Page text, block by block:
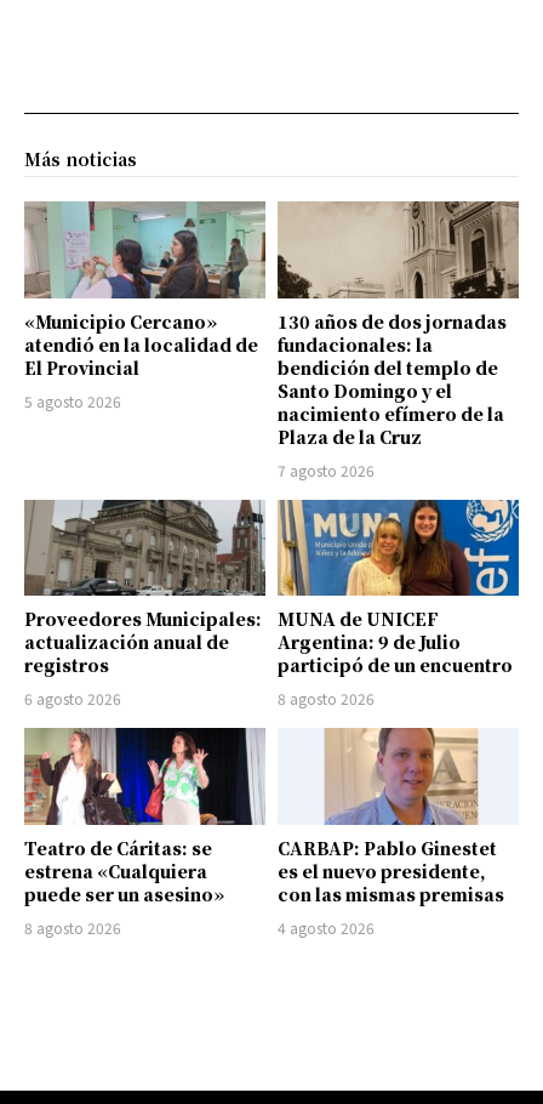
Más noticias
«Municipio Cercano»
atendió en la localidad de
El Provincial
5 agosto 2026
130 años de dos jornadas
fundacionales: la
bendición del templo de
Santo Domingo y el
nacimiento efímero de la
Plaza de la Cruz
7 agosto 2026
Proveedores Municipales:
actualización anual de
registros
6 agosto 2026
MUNA de UNICEF
Argentina: 9 de Julio
participó de un encuentro
8 agosto 2026
Teatro de Cáritas: se
estrena «Cualquiera
puede ser un asesino»
8 agosto 2026
CARBAP: Pablo Ginestet
es el nuevo presidente,
con las mismas premisas
4 agosto 2026